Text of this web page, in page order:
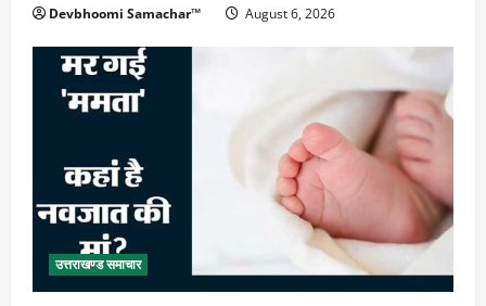
Devbhoomi Samachar™ August 6, 2026
उत्तराखण्ड समाचार